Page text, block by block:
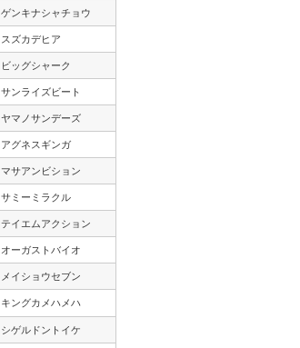
ゲンキナシャチョウ
スズカデヒア
ビッグシャーク
サンライズビート
ヤマノサンデーズ
アグネスギンガ
マサアンビション
サミーミラクル
テイエムアクション
オーガストバイオ
メイショウセブン
キングカメハメハ
シゲルドントイケ